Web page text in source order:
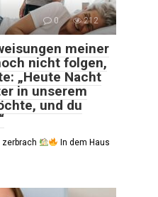
0 212
meiner
nicht folgen,
„Heute Nacht
in unserem
und du
zerbrach
In dem Haus